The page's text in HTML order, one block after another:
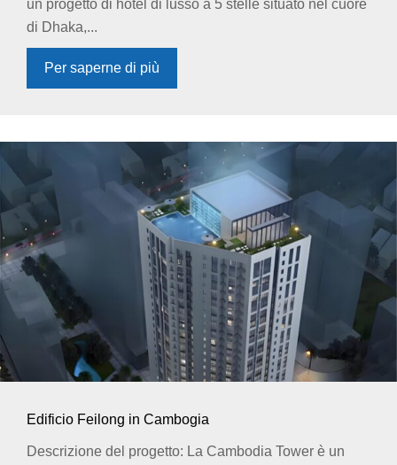
un progetto di hotel di lusso a 5 stelle situato nel cuore
di Dhaka,...
Per saperne di più
Edificio Feilong in Cambogia
Descrizione del progetto: La Cambodia Tower è un